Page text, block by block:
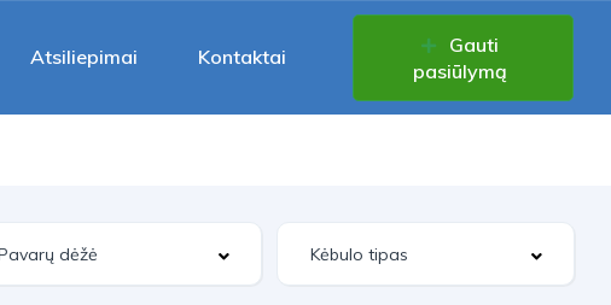
Atsiliepimai Kontaktai
Gauti
pasiūlymą